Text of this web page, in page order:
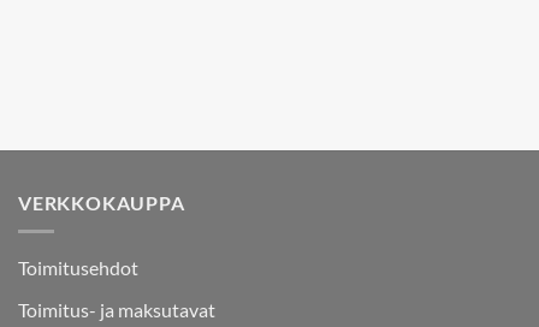
VERKKOKAUPPA
Toimitusehdot
Toimitus- ja maksutavat